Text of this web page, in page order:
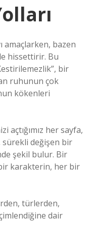
amaçlarken, bazen
hissettirir. Bu
bir
ruhunun çok
kökenleri
açtığımız her sayfa,
sürekli değişen bir
şekil bulur. Bir
bir karakterin, her bir
türlerden,
dair